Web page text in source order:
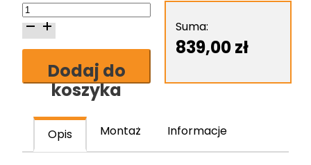
ilość
Erkado
Graf
skrzydło
drzwiowe
Dodaj do
koszyka
Suma:
839,00zł
Opis Montaż Informacje